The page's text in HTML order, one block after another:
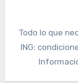
Todo lo que necesitas saber sobre el préstamo
ING: